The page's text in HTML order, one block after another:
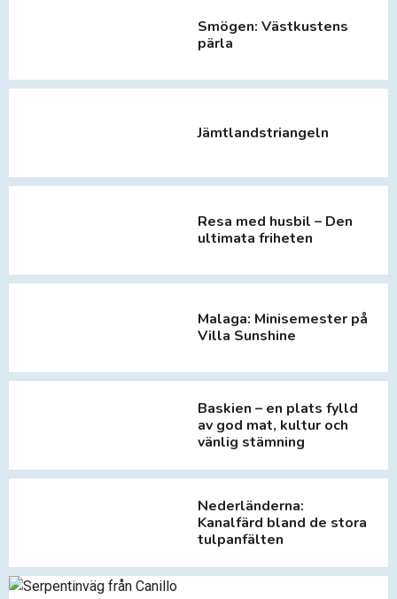
Smögen: Västkustens
pärla
Jämtlandstriangeln
Resa med husbil – Den
ultimata friheten
Malaga: Minisemester på
Villa Sunshine
Baskien – en plats fylld
av god mat, kultur och
vänlig stämning
Nederländerna:
Kanalfärd bland de stora
tulpanfälten